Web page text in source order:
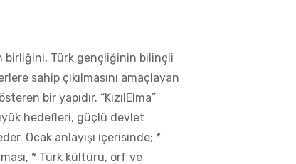
birliğini, Türk gençliğinin bilinçli
sahip çıkılmasını amaçlayan
bir yapıdır. “KızılElma”
hedefleri, güçlü devlet
Ocak anlayışı içerisinde; *
* Türk kültürü, örf ve